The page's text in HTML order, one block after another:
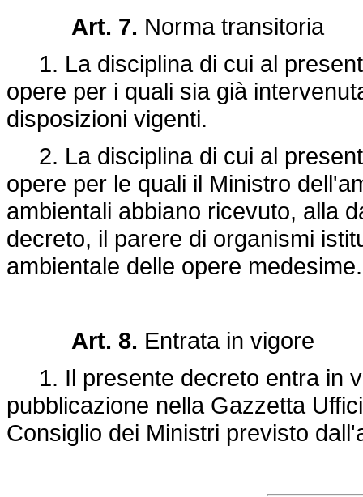
Art. 7. Norma transitoria
1. La disciplina di cui al
opere per i quali sia già
disposizioni vigenti.
2. La disciplina di cui al
opere per le quali il Ministro
ambientali abbiano ricevuto, alla
decreto, il parere di organismi
ambientale delle opere medesime.
Art. 8. Entrata in vigore
1. Il presente decreto entra in
pubblicazione nella Gazzetta
Consiglio dei Ministri previsto